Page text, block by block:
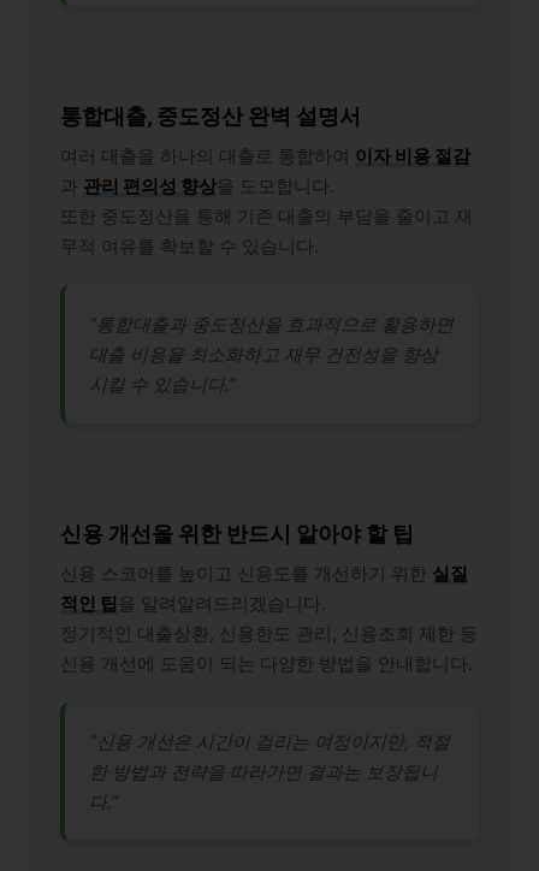
통합대출, 중도정산 완벽 설명서
여러 대출을 하나의 대출로 통합하여 이자 비용 절감
과 관리 편의성 향상을 도모합니다.
또한 중도정산을 통해 기존 대출의 부담을 줄이고 재
무적 여유를 확보할 수 있습니다.
“통합대출과 중도정산을 효과적으로 활용하면
대출 비용을 최소화하고 재무 건전성을 향상
시킬 수 있습니다.”
신용 개선을 위한 반드시 알아야 할 팁
신용 스코어를 높이고 신용도를 개선하기 위한 실질
적인 팁 을 알려알려드리겠습니다.
정기적인 대출상환, 신용한도 관리, 신용조회 제한 등
신용 개선에 도움이 되는 다양한 방법을 안내합니다.
“신용 개선은 시간이 걸리는 여정이지만, 적절
한 방법과 전략을 따라가면 결과는 보장됩니
다.”